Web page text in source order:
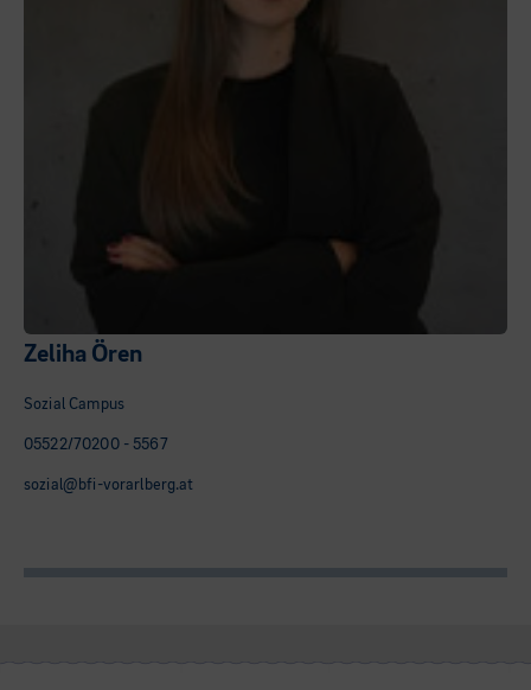
Zeliha Ören
Sozial Campus
05522/70200 - 5567
sozial@bfi-vorarlberg.at